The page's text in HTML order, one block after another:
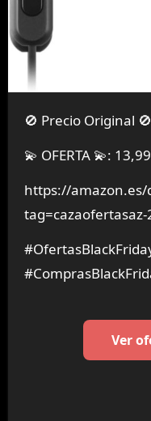
🚫 Precio Original
💫 OFERTA 💫:
https://amazon.es/
tag=cazaofertasaz-
Ver